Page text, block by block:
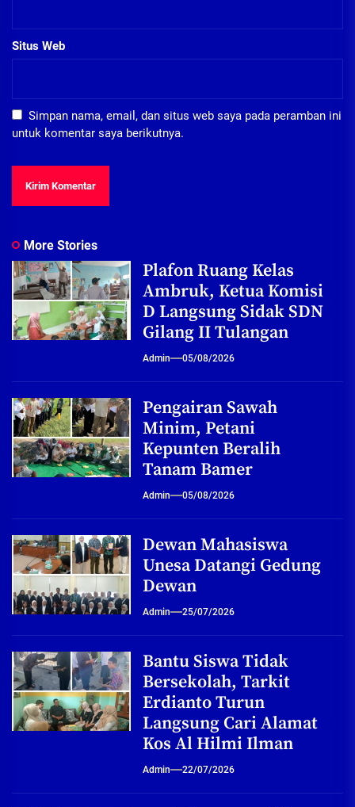
Situs Web
Simpan nama, email, dan situs web saya pada peramban ini
untuk komentar saya berikutnya.
More Stories
Plafon Ruang Kelas
Ambruk, Ketua Komisi
D Langsung Sidak SDN
Gilang II Tulangan
Admin 05/08/2026
Pengairan Sawah
Minim, Petani
Kepunten Beralih
Tanam Bamer
Admin 05/08/2026
Dewan Mahasiswa
Unesa Datangi Gedung
Dewan
Admin 25/07/2026
Bantu Siswa Tidak
Bersekolah, Tarkit
Erdianto Turun
Langsung Cari Alamat
Kos Al Hilmi Ilman
Admin 22/07/2026